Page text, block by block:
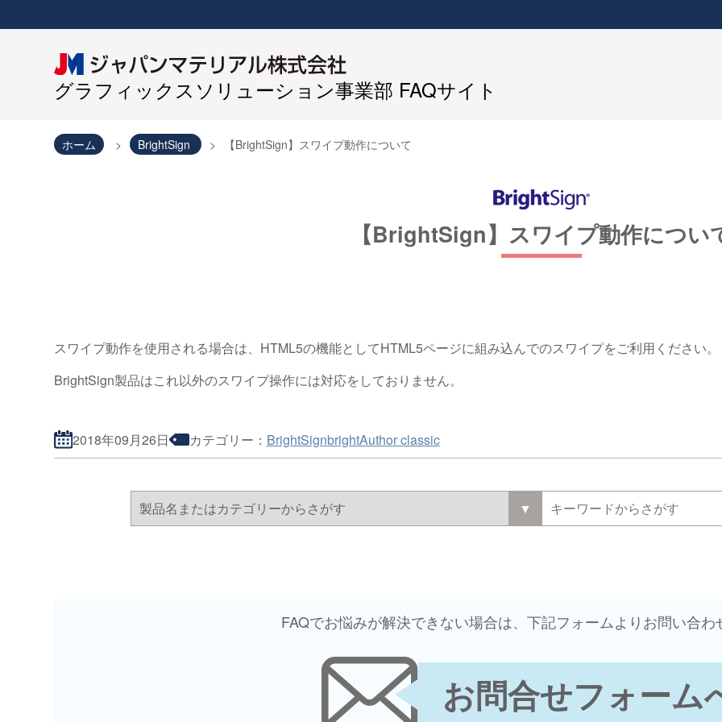
グラフィックスソリューション事業部 FAQサイト
ホーム BrightSign 【BrightSign】スワイプ動作について
【BrightSign】スワイプ動作につい
スワイプ動作を使用される場合は、HTML5の機能としてHTML5ページに組み込んでのスワイプをご利用ください。
BrightSign製品はこれ以外のスワイプ操作には対応をしておりません。
2018年09月26日 カテゴリー： BrightSignbrightAuthor classic
FAQでお悩みが解決できない場合は、下記フォームよりお問い合わ
お問合せフォーム